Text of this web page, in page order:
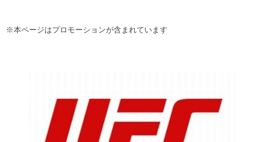
※本ページはプロモーションが含まれています